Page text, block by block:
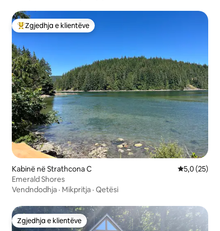
Më të mirat e zgjedhjeve të klientëve
Zgjedhja e klientëve
Kabinë në Strathcona C Vlerësimi
5,0 (25)
Emerald Shores
Vendndodhja · Mikpritja · Qetësi
Zgjedhja e klientëve
Zgjedhja e klientëve